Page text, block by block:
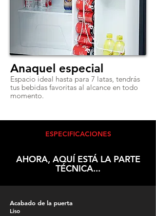
Anaquel especial
Espacio ideal hasta para 7 latas, tendrás
tus bebidas favoritas al alcance en todo
momento.
ESPECIFICACIONES
AHORA, AQUÍ ESTÁ LA PARTE
TÉCNICA...
Acabado de la puerta
Liso